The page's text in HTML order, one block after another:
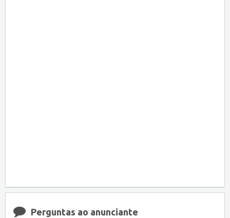
Perguntas ao anunciante